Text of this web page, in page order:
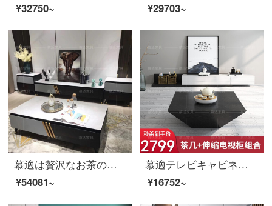
¥32750~
¥29703~
慕適は贅沢なお茶の何のテレビの箱の組合せの小さい戸型の客間のガラスのお茶の何の箱のスーツのガラスの顔の軽い豪華なお茶の何+2メートルのテレビの箱+斗の箱*2
¥54081~
慕適テレビキャビネットのテレビキャビネットのお茶の組み合わせセット北欧伸縮テレビキャビネットのリビングルームの小さなタイプの簡単な意味のテレビキャビネットの組み合わせ818+809首図伸縮テレビキャビネット
¥16752~